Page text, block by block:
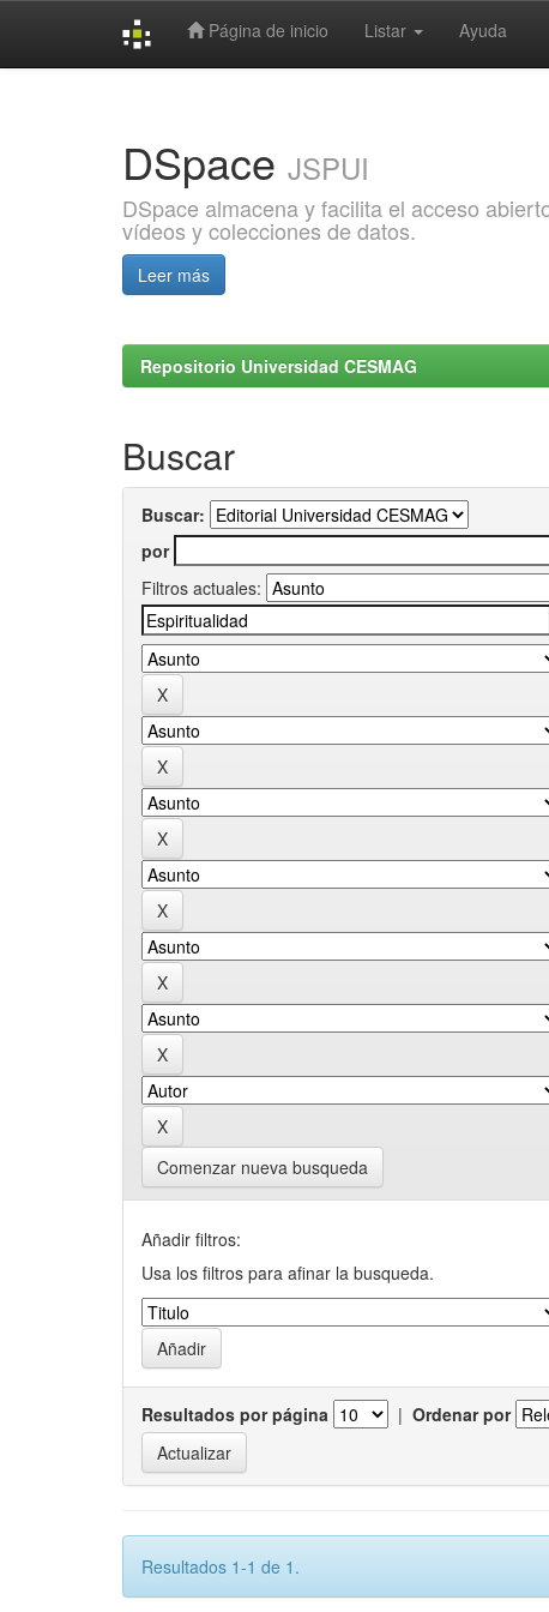
Página de inicio Listar Ayuda
DSpace JSPUI
DSpace almacena y facilita el acceso
vídeos y colecciones de datos.
Leer más
Repositorio Universidad CESMAG
Buscar
Buscar:
por
Filtros actuales:
Comenzar nueva busqueda
Añadir filtros:
Usa los filtros para afinar la busqueda.
Resultados por página | Ordenar por
Resultados 1-1 de 1.